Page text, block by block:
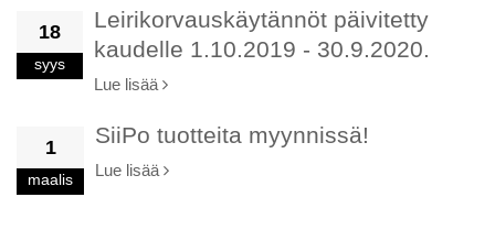
18
syys
Leirikorvauskäytännöt päivitetty
kaudelle 1.10.2019 - 30.9.2020.
Lue lisää
1
maalis
SiiPo tuotteita myynnissä!
Lue lisää